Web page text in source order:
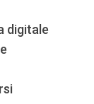
digitale